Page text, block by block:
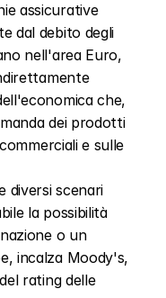
assicurative
dal debito degli
nell'area Euro,
che,
dei prodotti
e sulle
diversi scenari
la possibilità
o un
incalza Moody's,
rating delle